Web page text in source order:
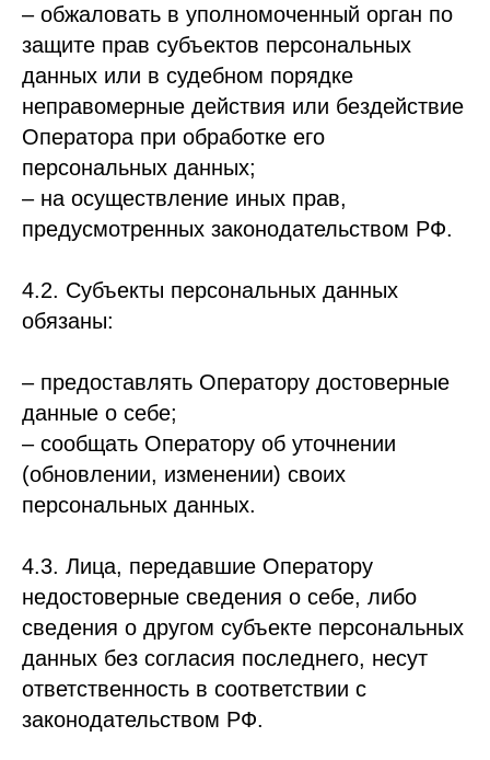
– обжаловать в уполномоченный орган по
защите прав субъектов персональных
данных или в судебном порядке
неправомерные действия или бездействие
Оператора при обработке его
персональных данных;
– на осуществление иных прав,
предусмотренных законодательством РФ.
4.2. Субъекты персональных данных
обязаны:
– предоставлять Оператору достоверные
данные о себе;
– сообщать Оператору об уточнении
(обновлении, изменении) своих
персональных данных.
4.3. Лица, передавшие Оператору
недостоверные сведения о себе, либо
сведения о другом субъекте персональных
данных без согласия последнего, несут
ответственность в соответствии с
законодательством РФ.